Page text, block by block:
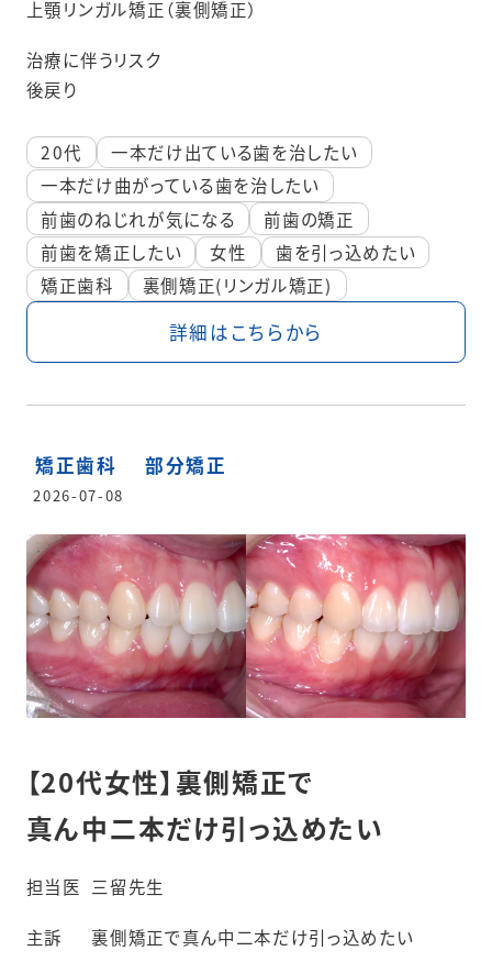
上顎リンガル矯正（裏側矯正）
治療に伴うリスク
後戻り
20代
一本だけ出ている歯を治したい
一本だけ曲がっている歯を治したい
前歯のねじれが気になる
前歯の矯正
前歯を矯正したい
女性
歯を引っ込めたい
矯正歯科
裏側矯正(リンガル矯正)
詳細はこちらから
矯正歯科 部分矯正
2026-07-08
【20代女性】裏側矯正で
真ん中二本だけ引っ込めたい
担当医 三留先生
主訴 裏側矯正で真ん中二本だけ引っ込めたい